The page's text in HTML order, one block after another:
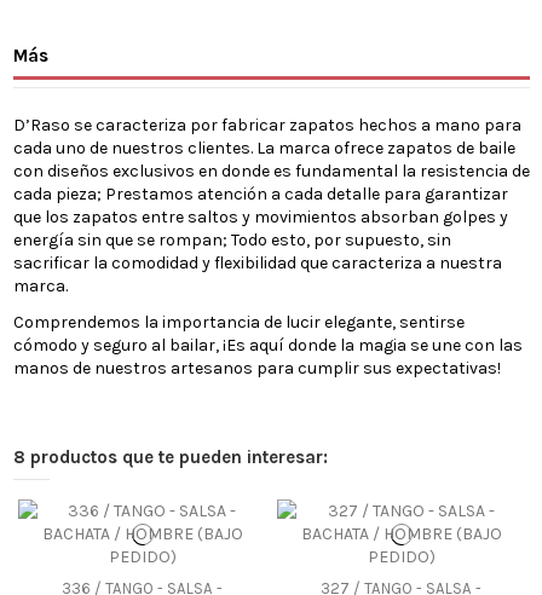
Más
D’Raso se caracteriza por fabricar zapatos hechos a mano para
cada uno de nuestros clientes. La marca ofrece zapatos de baile
con diseños exclusivos en donde es fundamental la resistencia de
cada pieza; Prestamos atención a cada detalle para garantizar
que los zapatos entre saltos y movimientos absorban golpes y
energía sin que se rompan; Todo esto, por supuesto, sin
sacrificar la comodidad y flexibilidad que caracteriza a nuestra
marca.
Comprendemos la importancia de lucir elegante, sentirse
cómodo y seguro al bailar, ¡Es aquí donde la magia se une con las
manos de nuestros artesanos para cumplir sus expectativas!
8 productos que te pueden interesar:
336 / TANGO - SALSA -
327 / TANGO - SALSA -